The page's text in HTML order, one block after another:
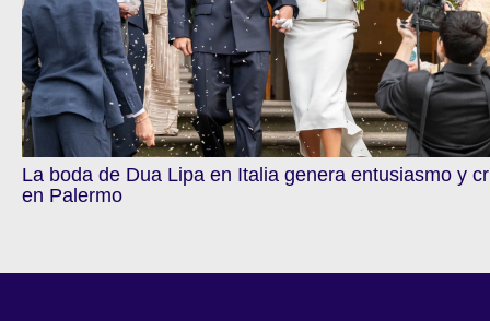
La boda de Dua Lipa en Italia genera entusiasmo y
en Palermo